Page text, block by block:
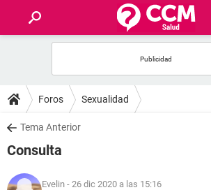
FOROS
SALUD
Foros Sexualidad
Tema Anterior
Consulta
Evelin - 26 dic 2020 a las 15:16